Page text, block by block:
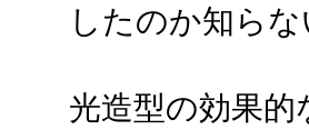
したのか知らな
光造型の効果